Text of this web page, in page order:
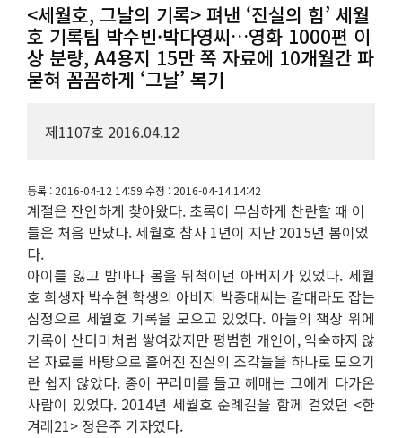
<세월호, 그날의 기록> 펴낸 ‘진실의 힘’ 세월
호 기록팀 박수빈·박다영씨…영화 1000편 이
상 분량, A4용지 15만 쪽 자료에 10개월간 파
묻혀 꼼꼼하게 ‘그날’ 복기
제1107호 2016.04.12
등록 : 2016-04-12 14:59 수정 : 2016-04-14 14:42
계절은 잔인하게 찾아왔다. 초록이 무심하게 찬란할 때 이
들은 처음 만났다. 세월호 참사 1년이 지난 2015년 봄이었
다.
아이를 잃고 밤마다 몸을 뒤척이던 아버지가 있었다. 세월
호 희생자 박수현 학생의 아버지 박종대씨는 갈대라도 잡는
심정으로 세월호 기록을 모으고 있었다. 아들의 책상 위에
기록이 산더미처럼 쌓여갔지만 평범한 개인이, 익숙하지 않
은 자료를 바탕으로 흩어진 진실의 조각들을 하나로 모으기
란 쉽지 않았다. 종이 꾸러미를 들고 헤매는 그에게 다가온
사람이 있었다. 2014년 세월호 순례길을 함께 걸었던 <한
겨레21> 정은주 기자였다.